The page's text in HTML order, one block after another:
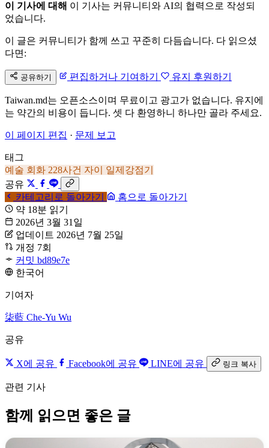
이 기사에 대해 이 기사는 커뮤니티와 AI의 협력으로 작성되
었습니다.
이 글은 커뮤니티가 함께 쓰고 꾸준히 다듬습니다. 다 읽으셨
다면:
공유하기 편집하거나 기여하기 유지 후원하기
Taiwan.md는 오픈소스이며 무료이고 광고가 없습니다. 유지에
는 약간의 비용이 듭니다. 셋 다 환영하니 하나만 골라 주세요.
이 페이지 편집 · 문제 보고
태그
예술 회화 228사건 자이 일제강점기
공유
카테고리로 돌아가기
홈으로 돌아가기
약 18분 읽기
2026년 3월 31일
업데이트 2026년 7월 25일
개정 7회
커밋 bd89e7e
한국어
기여자
柒藍 Che-Yu Wu
공유
X에 공유 Facebook에 공유 LINE에 공유 링크 복사
관련 기사
함께 읽으면 좋은 글